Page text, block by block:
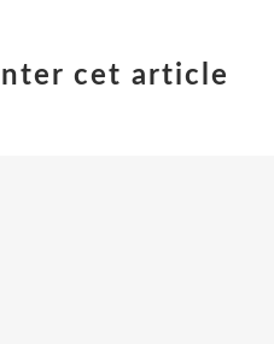
cet article